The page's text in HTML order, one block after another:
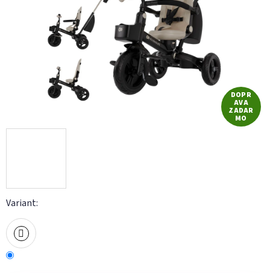
Variant:
DOPR
AVA
ZADAR
MO